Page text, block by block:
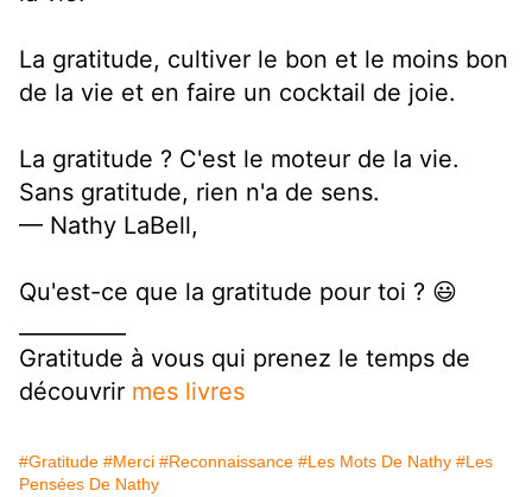
La gratitude, cultiver le bon et le moins bon
de la vie et en faire un cocktail de joie.
La gratitude ? C'est le moteur de la vie.
Sans gratitude, rien n'a de sens.
— Nathy LaBell,
Qu'est-ce que la gratitude pour toi ? 😃
Gratitude à vous qui prenez le temps de
découvrir mes livres
#Gratitude #Merci #Reconnaissance #Les Mots De Nathy #Les
Pensées De Nathy